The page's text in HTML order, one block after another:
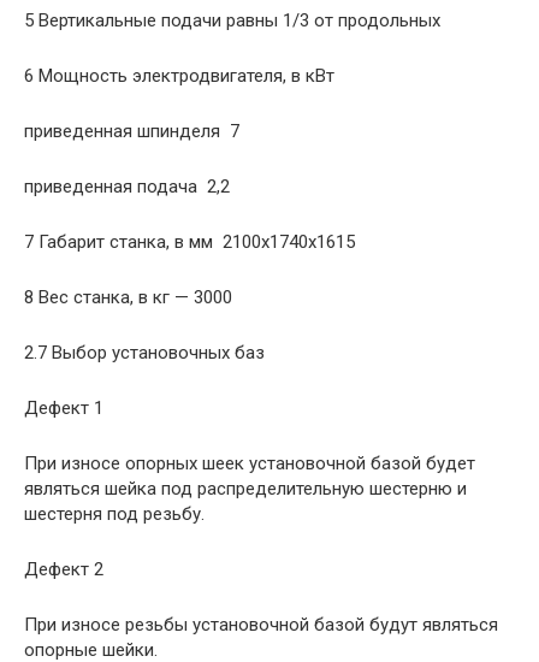
5 Вертикальные подачи равны 1/3 от продольных
6 Мощность электродвигателя, в кВт
приведенная шпинделя  7
приведенная подача  2,2
7 Габарит станка, в мм  2100х1740х1615
8 Вес станка, в кг — 3000
2.7 Выбор установочных баз
Дефект 1
При износе опорных шеек установочной базой будет
являться шейка под распределительную шестерню и
шестерня под резьбу.
Дефект 2
При износе резьбы установочной базой будут являться
опорные шейки.